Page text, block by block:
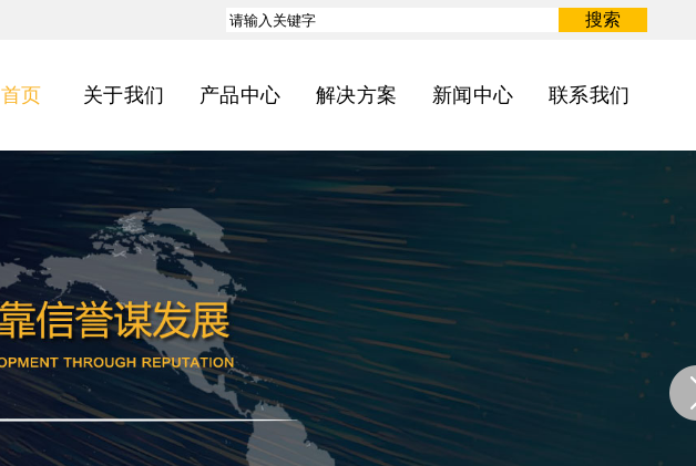
搜索
首页 关于我们 产品中心 解决方案 新闻中心 联系我们